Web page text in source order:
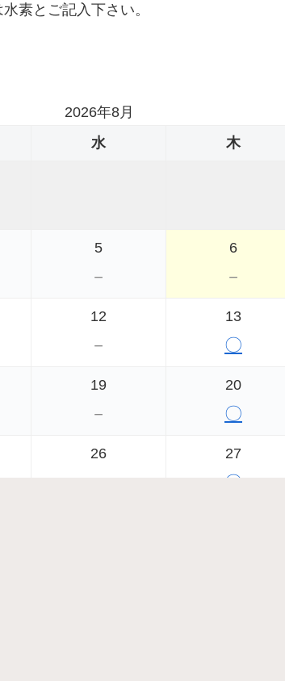
素とご記入下さい。
2026年8月
水 木
5
－
6
－
12
－
13
〇
19
－
20
〇
26 27
〇